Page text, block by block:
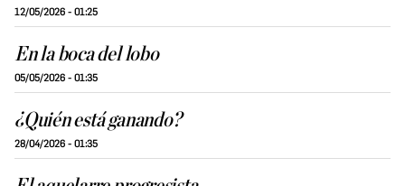
12/05/2026 - 01:25
En la boca del lobo
05/05/2026 - 01:35
¿Quién está ganando?
28/04/2026 - 01:35